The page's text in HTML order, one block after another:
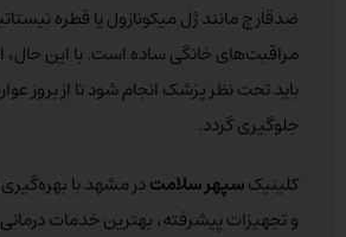
ضدقارچ مانند ژل میکونازول یا قطره
مراقبت‌های خانگی ساده است. با این حال،
باید تحت نظر پزشک انجام شود تا از بروز
جلوگیری گردد.
کلینیکسپهر سلامتدر مشهد با
و تجهیزات پیشرفته، بهترین خدمات